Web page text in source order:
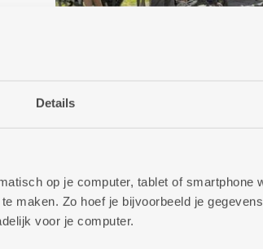
Details
op je computer, tablet of smartphone
maken. Zo hoef je bijvoorbeeld je
voor je computer.